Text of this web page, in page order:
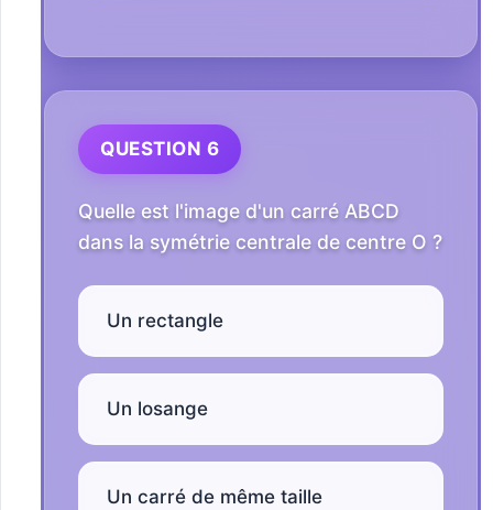
QUESTION 6
Quelle est l'image d'un carré ABCD
dans la symétrie centrale de centre O ?
Un rectangle
Un losange
Un carré de même taille